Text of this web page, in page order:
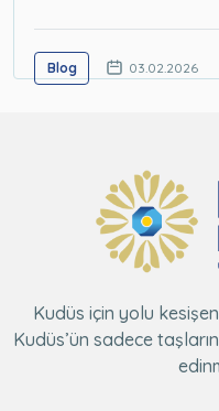
Blog 03.02.2026
Kudüs için yolu
Kudüs’ün sadece